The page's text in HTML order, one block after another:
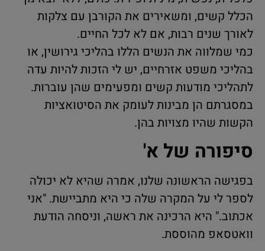
הכלל קשים, ומשאירים את הקורבן עם צלקות
לאורך שנים רבות, אם לא לכל החיים.
כמי שמלווה את הנשים הללו בהליכי גירושין, או
בהליכי משפט אזרחיים, יש לי הזכות להיות עדה
לתהליכי מודעות קשים ומפעימים שהן עוברות.
במסגרתם הן מבינות לעומק את הסיטואציות
הקשות שהיו מצויות בהן.
סיפורה של א'
בפגישה הראשונה שלנו, אמרה שהיא לא יכולה
לספר לי על המקרה שלה כי היא מתביישת. "אני
אכתוב." היא הרכינה את ראשה, וניסחה הודעת
וואטסאפ מהוססת.